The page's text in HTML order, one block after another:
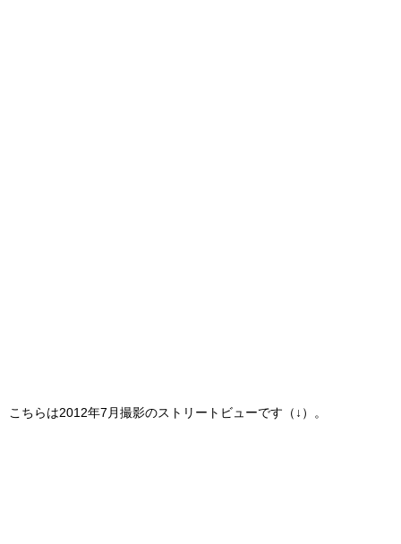
こちらは2012年7月撮影のストリートビューです（↓）。